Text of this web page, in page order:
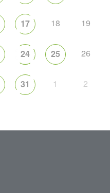
17 18 19
24 25 26
31 1 2